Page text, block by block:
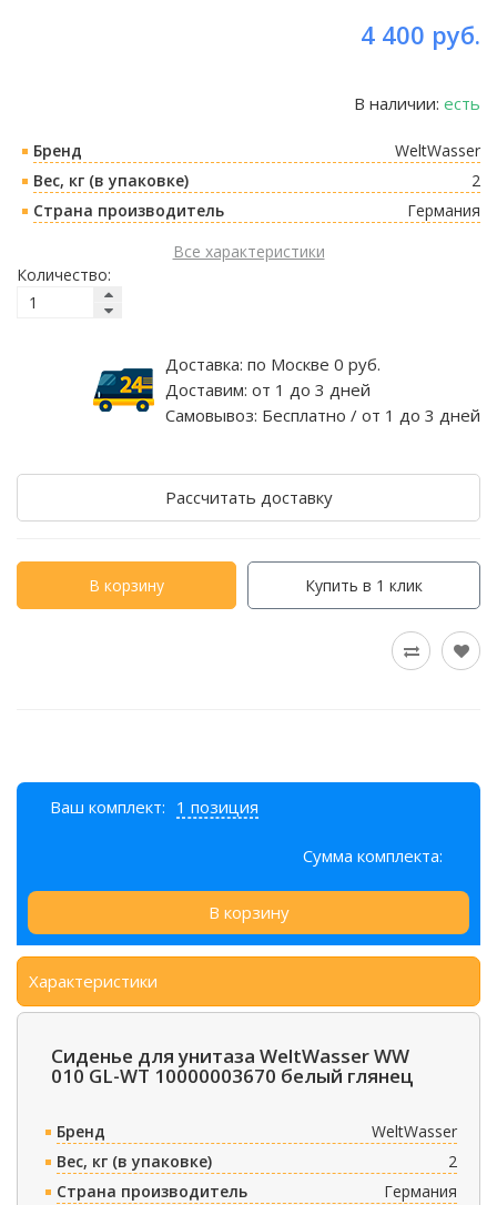
4 400 руб.
В наличии: есть
Бренд
WeltWasser
Вес, кг (в упаковке)
2
Страна производитель
Германия
Все характеристики
Количество:
Доставка: по Москве 0 руб.
Доставим: от 1 до 3 дней
Самовывоз: Бесплатно / от 1 до 3 дней
Рассчитать доставку
В корзину Купить в 1 клик
Ваш комплект: 1 позиция
Сумма комплекта:
В корзину
Характеристики
Сиденье для унитаза WeltWasser WW
010 GL-WT 10000003670 белый глянец
Бренд
WeltWasser
Вес, кг (в упаковке)
2
Страна производитель
Германия